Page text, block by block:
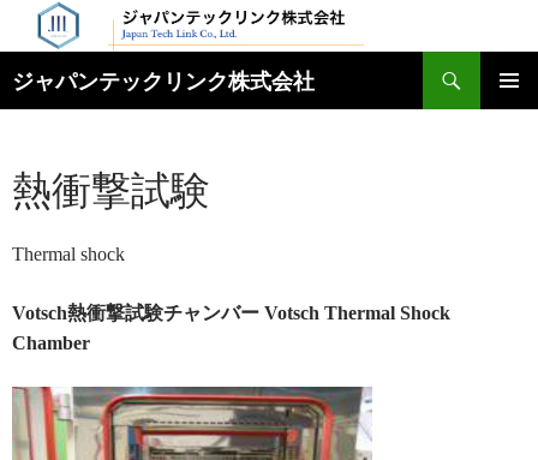
ジャパンテックリンク株式会社
索
ン
ツ
ス
ッ
熱衝撃試験
Thermal shock
Votsch熱衝撃試験チャンバー Votsch Thermal Shock
Chamber